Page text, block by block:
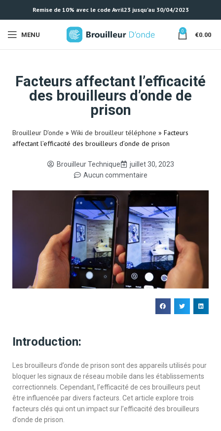
Remise de 10% avec le code Avril23 jusqu'au 30/04/2023
MENU 0 €0.00
Facteurs affectant l’efficacité
des brouilleurs d’onde de
prison
Brouilleur D'onde » Wiki de brouilleur téléphone » Facteurs
affectant l’efficacité des brouilleurs d’onde de prison
Brouilleur Technique
juillet 30, 2023
Aucun commentaire
Introduction:
Les brouilleurs d’onde de prison sont des appareils utilisés pour
bloquer les signaux de réseau mobile dans les établissements
correctionnels. Cependant, l’efficacité de ces brouilleurs peut
être influencée par divers facteurs. Cet article explore trois
facteurs clés qui ont un impact sur l’efficacité des brouilleurs
d’onde de prison.